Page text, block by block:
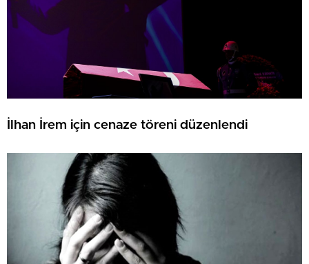
İlhan İrem için cenaze töreni düzenlendi